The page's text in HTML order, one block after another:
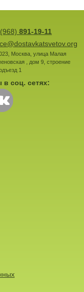
891-19-11
, Москва, улица Малая
, дом 9, строение
1
соц. сетях: